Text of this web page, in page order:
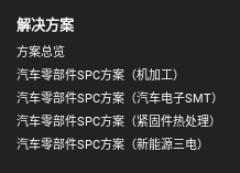
解决方案
方案总览
汽车零部件SPC方案（机加工）
汽车零部件SPC方案（汽车电子SMT）
汽车零部件SPC方案（紧固件热处理）
汽车零部件SPC方案（新能源三电）